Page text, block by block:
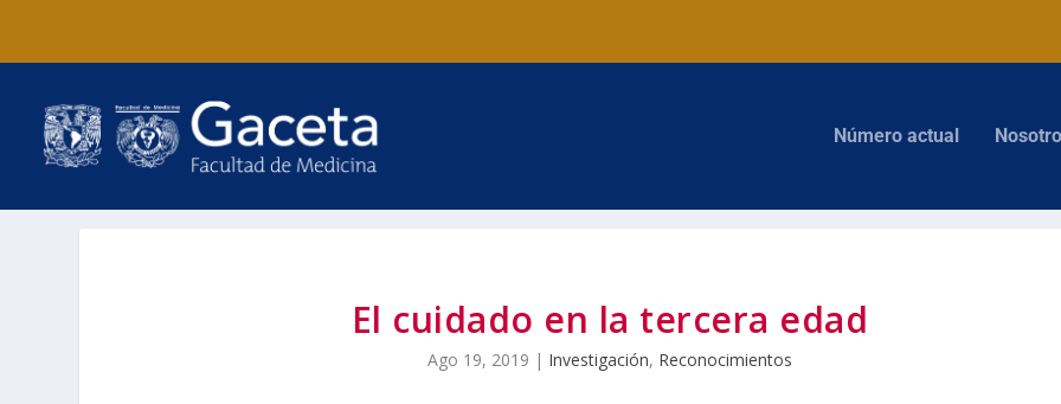
Número actual
El cuidado en la tercera edad
Ago 19, 2019 | Investigación, Reconocimientos